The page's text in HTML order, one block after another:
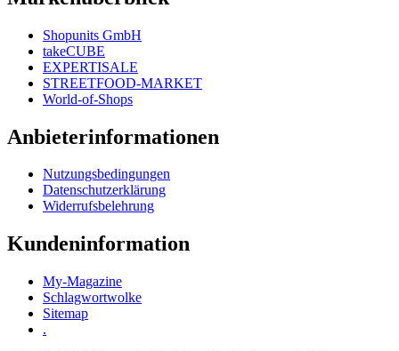
Shopunits GmbH
takeCUBE
EXPERTISALE
STREETFOOD-MARKET
World-of-Shops
Anbieterinformationen
Nutzungsbedingungen
Datenschutzerklärung
Widerrufsbelehrung
Kundeninformation
My-Magazine
Schlagwortwolke
Sitemap
.